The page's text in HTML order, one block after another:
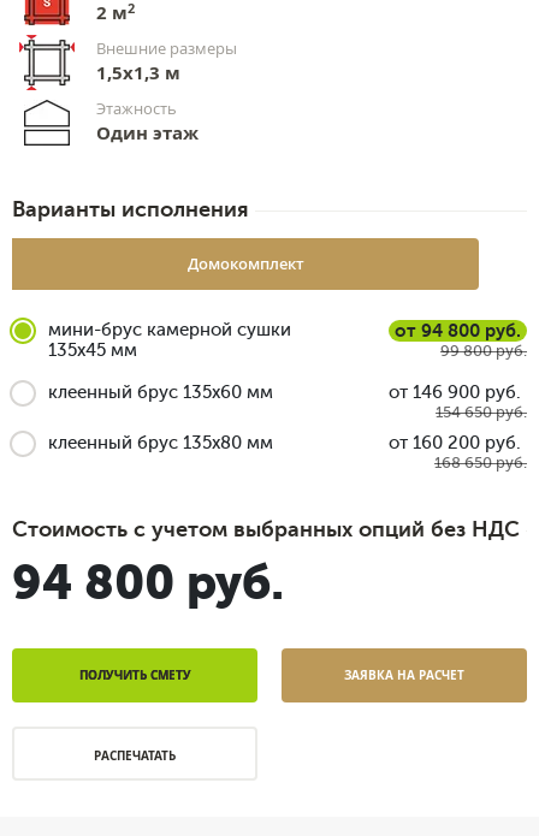
2 м2
Внешние размеры
1,5x1,3 м
Этажность
Один этаж
Варианты исполнения
Домокомплект
мини-брус камерной сушки
135x45 мм
от 94 800 руб.
99 800 руб.
клеенный брус 135x60 мм от 146 900 руб.
154 650 руб.
клеенный брус 135x80 мм от 160 200 руб.
168 650 руб.
Стоимость с учетом выбранных опций без НДС
94 800 руб.
ПОЛУЧИТЬ СМЕТУ ЗАЯВКА НА РАСЧЕТ
РАСПЕЧАТАТЬ